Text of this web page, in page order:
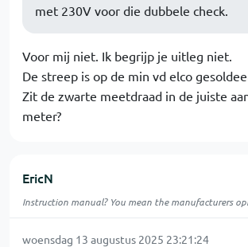
met 230V voor die dubbele check.
Voor mij niet. Ik begrijp je uitleg niet.
De streep is op de min vd elco
Zit de zwarte meetdraad in de juiste
meter?
EricN
Instruction manual? You mean the manufacturers
woensdag 13 augustus 2025 23:21:24